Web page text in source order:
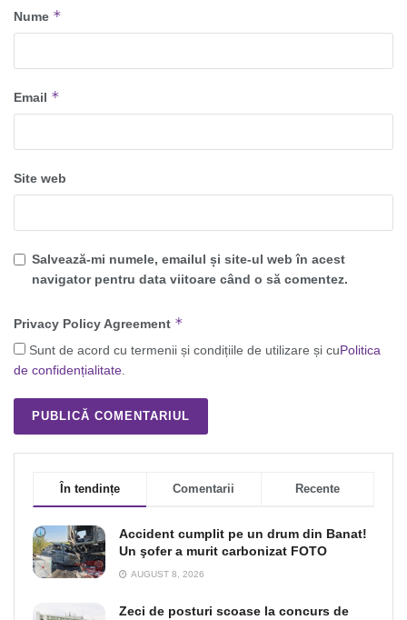
Nume *
Email *
Site web
Salvează-mi numele, emailul și site-ul web în acest
navigator pentru data viitoare când o să comentez.
Privacy Policy Agreement *
Sunt de acord cu termenii și condițiile de utilizare și cuPolitica
de confidențialitate.
În tendințe Comentarii Recente
Accident cumplit pe un drum din Banat!
Un şofer a murit carbonizat FOTO
AUGUST 8, 2026
Zeci de posturi scoase la concurs de